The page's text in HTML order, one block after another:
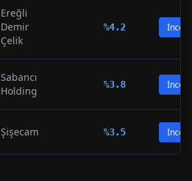
Ereğli
Demir
Çelik
%4.2 İncele
Sabancı
Holding
%3.8 İncele
Şişecam %3.5 İncele